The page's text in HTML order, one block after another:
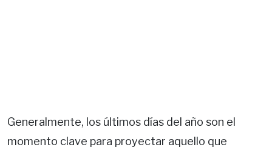
Generalmente, los últimos días del año son el
momento clave para proyectar aquello que